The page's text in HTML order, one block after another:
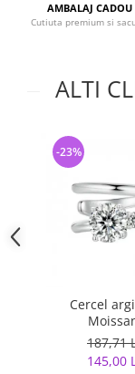
AMBALAJ CADOU
Cutiuta premium si
ALTI
Cercel
187,71
145,00
-23%